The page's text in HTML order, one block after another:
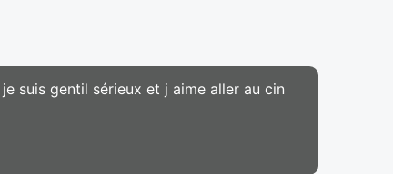
suis gentil sérieux et j aime aller au cin